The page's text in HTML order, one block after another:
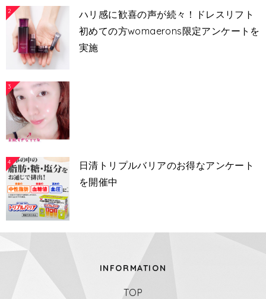
2
ハリ感に歓喜の声が続々！ドレスリフト
初めての方womaerons限定アンケートを
実施
3
4
日清トリプルバリアのお得なアンケート
を開催中
INFORMATION
TOP